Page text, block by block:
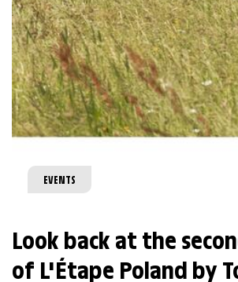
EVENTS
Look back at the
of L'Étape Poland by